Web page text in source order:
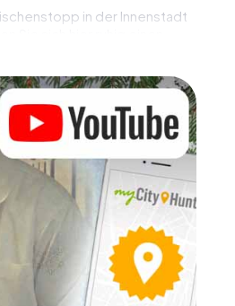
in der Innenstadt
Sie sich hier ruhig einen
in
Programmpunkt Ihrer
das gastronomische
ein Ausflug zum
einem Highlight. Schließlich
Weihnachtsfeier in
Gönnen
und planen Sie unser X-Mas